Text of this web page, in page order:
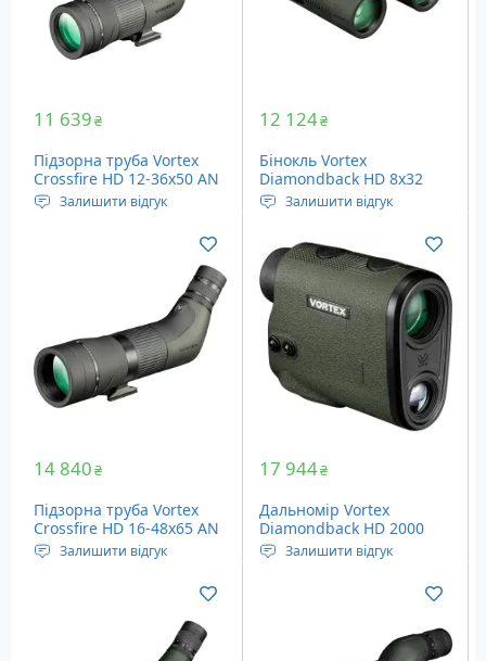
11 639₴
Підзорна труба Vortex
Crossfire HD 12-36x50 AN
(CF-50A)
Залишити відгук
Діаметр об'єктива: 50 мм
Кратність наближення:
12 124₴
Бінокль Vortex
Diamondback HD 8x32
Залишити відгук
Кратність наближення:
8x, постійна
Діаметр об'єктива: 32 мм
Кут огляду: 8.1°
Вага: 451 грам
14 840₴
Підзорна труба Vortex
Crossfire HD 16-48x65 AN
(CF-65A)
Залишити відгук
Діаметр об'єктива: 65 мм
Кратність наближення:
17 944₴
Дальномір Vortex
Diamondback HD 2000
Залишити відгук
Кратність наближення:
Максимальна дальність
виміру: 1829 метрів